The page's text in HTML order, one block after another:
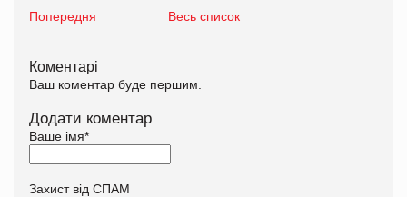
Попередня Весь список
Коментарі
Ваш коментар буде першим.
Додати коментар
Ваше імя*
Захист від СПАМ